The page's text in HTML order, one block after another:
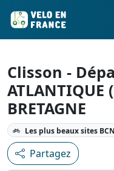
Clisson -
ATLANTIQUE
BRETAGNE
Les plus beaux sites
Partagez